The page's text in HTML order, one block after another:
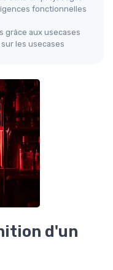
fonctionnelles
grâce aux usecases
les usecases
d'un